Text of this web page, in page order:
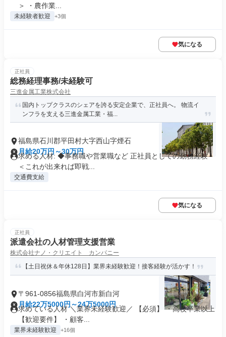
＞ ・農作業...
未経験者歓迎 +3個
気になる
正社員
総務経理事務/未経験可
三進金属工業株式会社
国内トップクラスのシェアを誇る安定企業で、正社員へ。 物流イ
ンフラを支える三進金属工業・福...
福島県石川郡平田村大字西山字煙石
月給20万円～30万円
求める人材: ◆事務職や営業職など 正社員としての勤務経験
＜これが出来れば即戦...
交通費支給
気になる
正社員
派遣会社の人材管理支援営業
株式会社ナノ・クリエイト カンパニー
【土日祝休＆年休128日】業界未経験歓迎！接客経験が活かす！
〒961-0856福島県白河市新白河
月給22万5000円～24万5000円
求めている人材 ＼業界未経験歓迎／ 【必須】 ・高校卒業以上
【歓迎要件】 ・顧客...
業界未経験歓迎 +16個